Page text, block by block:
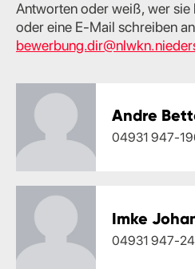
Antworten oder weiß, wer sie
oder eine E-Mail schreiben an
Andre
04931 947-
Imke
04931 947-